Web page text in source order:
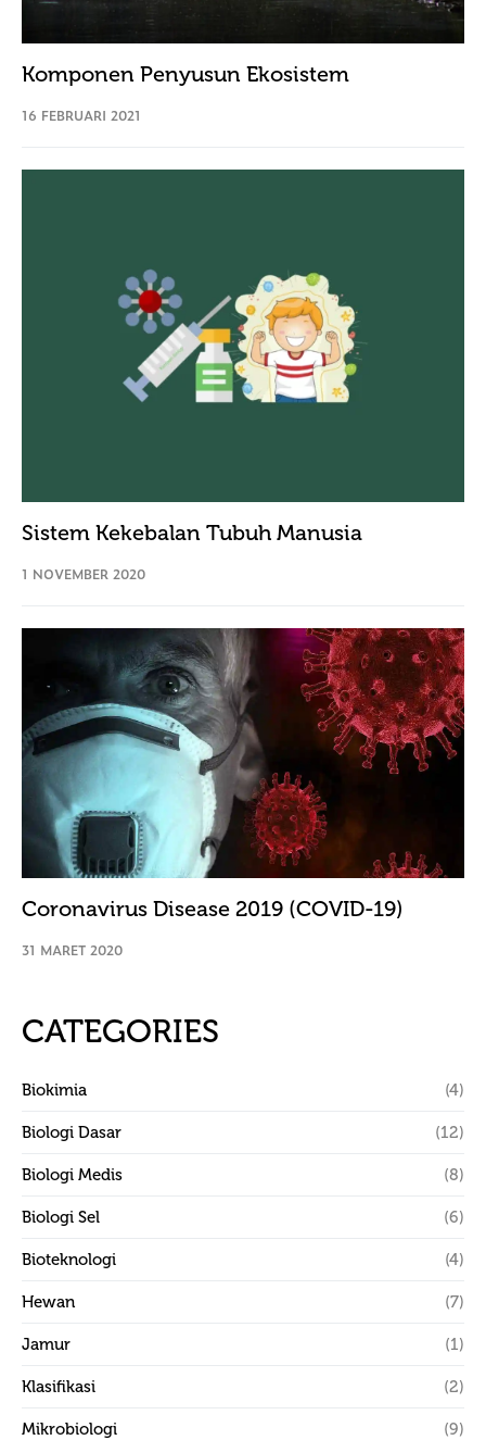
Komponen Penyusun Ekosistem
16 FEBRUARI 2021
Sistem Kekebalan Tubuh Manusia
1 NOVEMBER 2020
Coronavirus Disease 2019 (COVID-19)
31 MARET 2020
CATEGORIES
Biokimia (4)
Biologi Dasar (12)
Biologi Medis (8)
Biologi Sel (6)
Bioteknologi (4)
Hewan (7)
Jamur (1)
Klasifikasi (2)
Mikrobiologi (9)